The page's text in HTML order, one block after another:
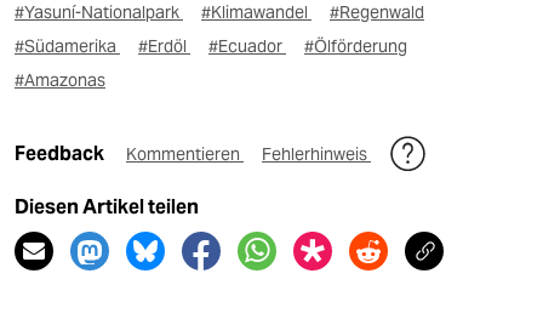
#Yasuní-Nationalpark #Klimawandel
#Regenwald
#Südamerika
#Erdöl #Ecuador
#Ölförderung
#Amazonas
Feedback Kommentieren Fehlerhinweis
Diesen Artikel teilen